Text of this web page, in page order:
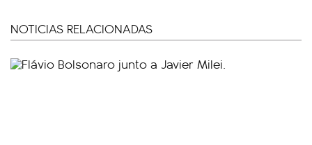
NOTICIAS RELACIONADAS